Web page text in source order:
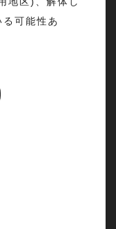
可能性あ